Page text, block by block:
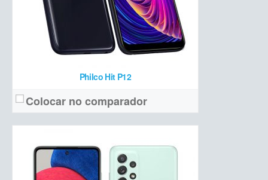
Philco Hit P12
Colocar no comparador
Tela:6,7 polegadas Full HD+ (interna) + 1,9 polegadas (externa)
Câmera:Dupla (12 MP +12 MP ultrawide)